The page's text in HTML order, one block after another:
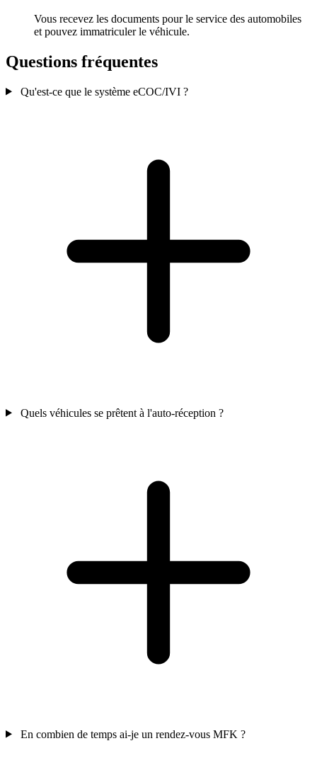
Vous recevez les documents pour le service des automobiles
et pouvez immatriculer le véhicule.
Questions fréquentes
Qu'est-ce que le système eCOC/IVI ?
Quels véhicules se prêtent à l'auto-réception ?
En combien de temps ai-je un rendez-vous MFK ?